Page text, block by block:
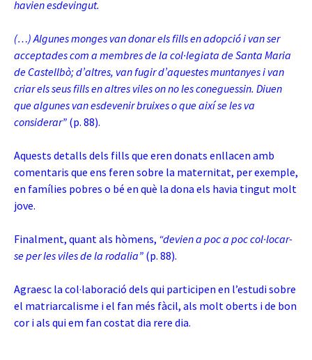
havien esdevingut.
(…) Algunes monges van donar els fills en adopció i van ser
acceptades com a membres de la col·legiata de Santa Maria
de Castellbò; d’altres, van fugir d’aquestes muntanyes i van
criar els seus fills en altres viles on no les coneguessin. Diuen
que algunes van esdevenir bruixes o que així se les va
considerar” (p. 88).
Aquests detalls dels fills que eren donats enllacen amb
comentaris que ens feren sobre la maternitat, per exemple,
en famílies pobres o bé en què la dona els havia tingut molt
jove.
Finalment, quant als hòmens, “devien a poc a poc col·locar-
se per les viles de la rodalia” (p. 88).
Agraesc la col·laboració dels qui participen en l’estudi sobre
el matriarcalisme i el fan més fàcil, als molt oberts i de bon
cor i als qui em fan costat dia rere dia.